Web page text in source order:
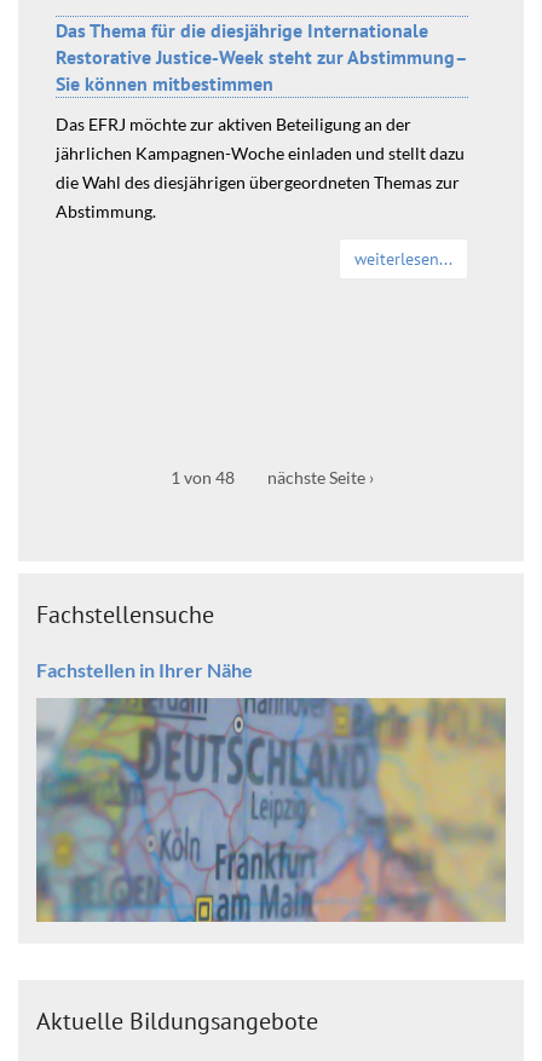
Das Thema für die diesjährige Internationale
Restorative Justice-Week steht zur Abstimmung–
Sie können mitbestimmen
Das EFRJ möchte zur aktiven Beteiligung an der
jährlichen Kampagnen-Woche einladen und stellt dazu
die Wahl des diesjährigen übergeordneten Themas zur
Abstimmung.
weiterlesen...
1 von 48 nächste Seite ›
Fachstellensuche
Fachstellen in Ihrer Nähe
Aktuelle Bildungsangebote